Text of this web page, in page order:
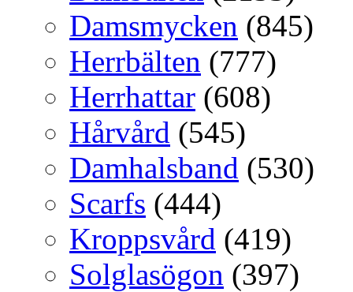
Damsmycken (845)
Herrbälten (777)
Herrhattar (608)
Hårvård (545)
Damhalsband (530)
Scarfs (444)
Kroppsvård (419)
Solglasögon (397)